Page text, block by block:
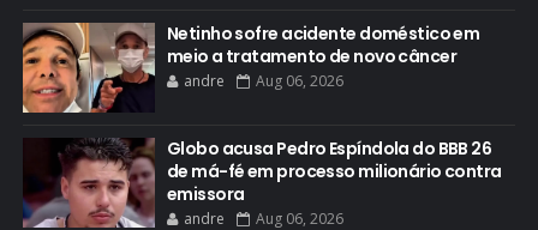
Netinho sofre acidente doméstico em
meio a tratamento de novo câncer
andre Aug 06, 2026
Globo acusa Pedro Espíndola do BBB 26
de má-fé em processo milionário contra
emissora
andre Aug 06, 2026